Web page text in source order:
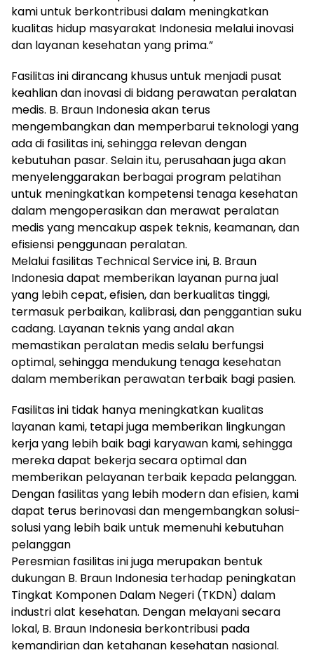
kami untuk berkontribusi dalam meningkatkan
kualitas hidup masyarakat Indonesia melalui inovasi
dan layanan kesehatan yang prima.”
Fasilitas ini dirancang khusus untuk menjadi pusat
keahlian dan inovasi di bidang perawatan peralatan
medis. B. Braun Indonesia akan terus
mengembangkan dan memperbarui teknologi yang
ada di fasilitas ini, sehingga relevan dengan
kebutuhan pasar. Selain itu, perusahaan juga akan
menyelenggarakan berbagai program pelatihan
untuk meningkatkan kompetensi tenaga kesehatan
dalam mengoperasikan dan merawat peralatan
medis yang mencakup aspek teknis, keamanan, dan
efisiensi penggunaan peralatan.
Melalui fasilitas Technical Service ini, B. Braun
Indonesia dapat memberikan layanan purna jual
yang lebih cepat, efisien, dan berkualitas tinggi,
termasuk perbaikan, kalibrasi, dan penggantian suku
cadang. Layanan teknis yang andal akan
memastikan peralatan medis selalu berfungsi
optimal, sehingga mendukung tenaga kesehatan
dalam memberikan perawatan terbaik bagi pasien.
Fasilitas ini tidak hanya meningkatkan kualitas
layanan kami, tetapi juga memberikan lingkungan
kerja yang lebih baik bagi karyawan kami, sehingga
mereka dapat bekerja secara optimal dan
memberikan pelayanan terbaik kepada pelanggan.
Dengan fasilitas yang lebih modern dan efisien, kami
dapat terus berinovasi dan mengembangkan solusi-
solusi yang lebih baik untuk memenuhi kebutuhan
pelanggan
Peresmian fasilitas ini juga merupakan bentuk
dukungan B. Braun Indonesia terhadap peningkatan
Tingkat Komponen Dalam Negeri (TKDN) dalam
industri alat kesehatan. Dengan melayani secara
lokal, B. Braun Indonesia berkontribusi pada
kemandirian dan ketahanan kesehatan nasional.